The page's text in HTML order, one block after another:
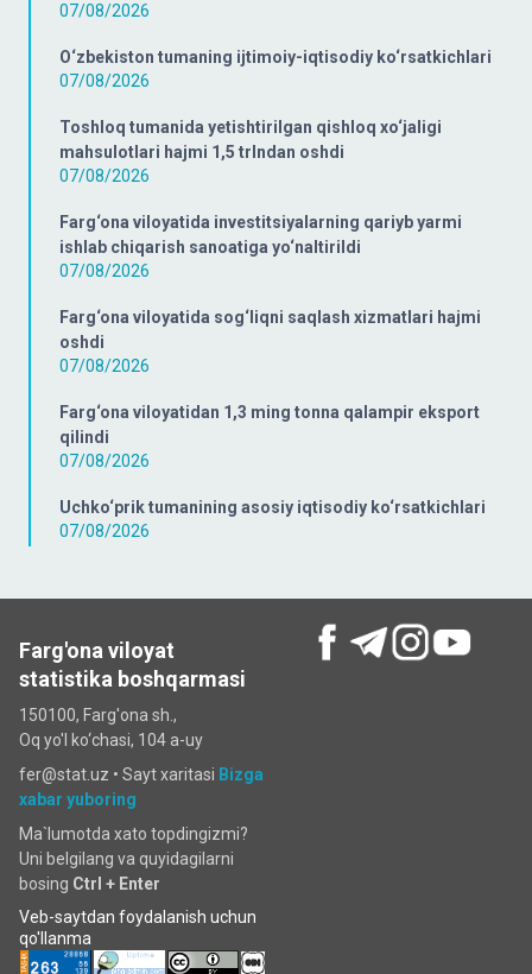
07/08/2026
O‘zbekiston tumaning ijtimoiy-iqtisodiy ko‘rsatkichlari
07/08/2026
Toshloq tumanida yetishtirilgan qishloq xo‘jaligi
mahsulotlari hajmi 1,5 trlndan oshdi
07/08/2026
Farg‘ona viloyatida investitsiyalarning qariyb yarmi
ishlab chiqarish sanoatiga yo‘naltirildi
07/08/2026
Farg‘ona viloyatida sog‘liqni saqlash xizmatlari hajmi
oshdi
07/08/2026
Farg‘ona viloyatidan 1,3 ming tonna qalampir eksport
qilindi
07/08/2026
Uchko‘prik tumanining asosiy iqtisodiy ko‘rsatkichlari
07/08/2026
Farg'ona viloyat
statistika boshqarmasi
150100, Farg'ona sh.,
Oq yo'l ko‘chаsi, 104 a-uy
fer@stat.uz • Sayt xaritasi Bizga
xabar yuboring
Ma`lumotda xato topdingizmi?
Uni belgilang va quyidagilarni
bosing Ctrl + Enter
Veb-saytdan foydalanish uchun
qo'llanma